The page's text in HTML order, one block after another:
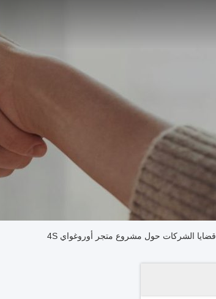
قضايا الشركات حول مشروع متجر أوروغواي 4S